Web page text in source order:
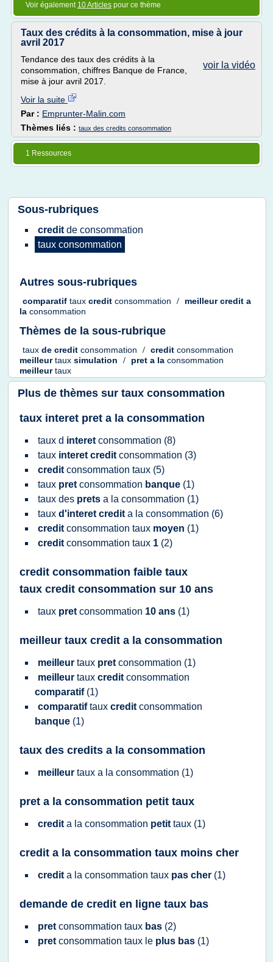
Voir également 10 Articles pour ce thème
Taux des crédits à la consommation, mise à jour
avril 2017
voir la vidéo
Tendance des taux des crédits à la
consommation, chiffres Banque de France,
mise à jour avril 2017.
Voir la suite
Par : Emprunter-Malin.com
Thèmes liés : taux des credits consommation
1 Ressources
Sous-rubriques
credit de consommation
taux consommation
Autres sous-rubriques
comparatif taux credit consommation / meilleur credit a
la consommation
Thèmes de la sous-rubrique
taux de credit consommation / credit consommation
meilleurtaux simulation / pret a la consommation
meilleurtaux
Plus de thèmes sur taux consommation
taux interet pret a la consommation
taux d interet consommation (8)
taux interet credit consommation (3)
credit consommation taux (5)
taux pret consommation banque (1)
taux des prets a la consommation (1)
taux d'interet credit a la consommation (6)
credit consommation taux moyen (1)
credit consommation taux 1 (2)
credit consommation faible taux
taux credit consommation sur 10 ans
taux pret consommation 10 ans (1)
meilleur taux credit a la consommation
meilleur taux pret consommation (1)
meilleur taux credit consommation
comparatif (1)
comparatiftaux credit consommation
banque (1)
taux des credits a la consommation
meilleur taux a la consommation (1)
pret a la consommation petit taux
credit a la consommation petit taux (1)
credit a la consommation taux moins cher
credit a la consommation taux pas cher (1)
demande de credit en ligne taux bas
pret consommation taux bas (2)
pret consommation taux le plus bas (1)